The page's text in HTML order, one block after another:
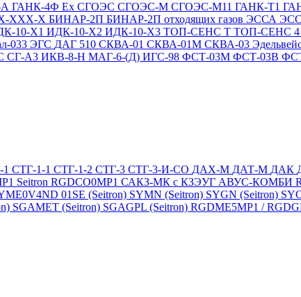
ГАНК-4Ф Ex СГОЭС СГОЭС-М СГОЭС-М11 ГАНК-Т1
ХХХ-Х БИНАР-2П БИНАР-2П отходящих газов ЭССА
10-Х1 ИДК-10-Х2 ИДК-10-Х3 ТОП-СЕНС Т ТОП-СЕНС
033 ЭГС ДАГ 510 СКВА-01 СКВА-01М СКВА-03
СГ-А3 ИКВ-8-Н МАГ-6-(Д) ИГС-98 ФСТ-03М ФСТ-03В
СТГ-1-1 СТГ-1-2 СТГ-3 СТГ-3-И-CO ДАХ-М ДАТ-М ДАК
Seitron RGDCO0MP1 САКЗ-МК с КЗЭУГ АВУС-КОМБИ
01SE (Seitron) SYMN (Seitron) SYGN (Seitron)
SGAMET (Seitron) SGAGPL (Seitron) RGDME5MP1 /